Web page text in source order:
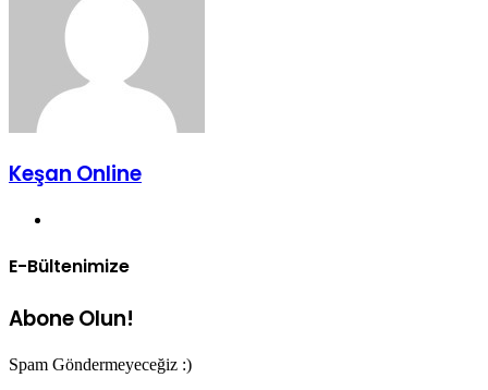
Keşan Online
E-Bültenimize
Abone Olun!
Spam Göndermeyeceğiz :)